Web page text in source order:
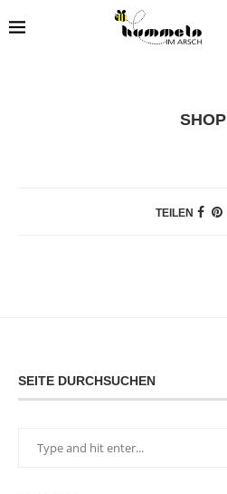
SHOP
TEILEN
SEITE DURCHSUCHEN